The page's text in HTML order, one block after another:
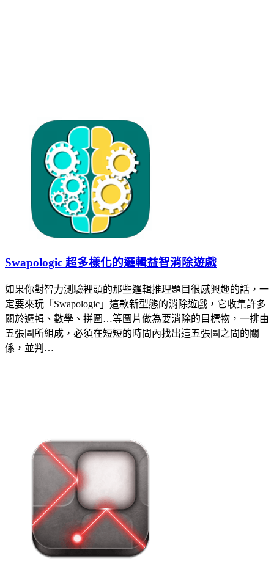
Swapologic 超多樣化的邏輯益智消除遊戲
如果你對智力測驗裡頭的那些邏輯推理題目很感興趣的話，一
定要來玩「Swapologic」這款新型態的消除遊戲，它收集許多
關於邏輯、數學、拼圖…等圖片做為要消除的目標物，一排由
五張圖所組成，必須在短短的時間內找出這五張圖之間的關
係，並判…